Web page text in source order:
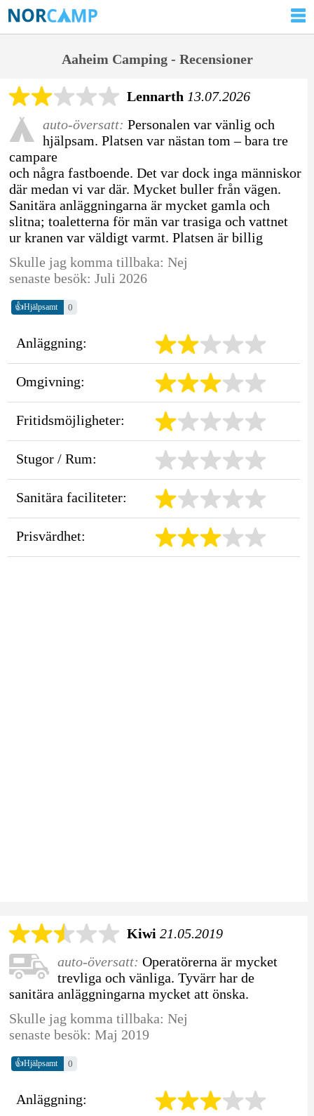
Aaheim Camping - Recensioner
Lennarth 13.07.2026
auto-översatt: Personalen var vänlig och
hjälpsam. Platsen var nästan tom – bara tre
campare
och några fastboende. Det var dock inga människor
där medan vi var där. Mycket buller från vägen.
Sanitära anläggningarna är mycket gamla och
slitna; toaletterna för män var trasiga och vattnet
ur kranen var väldigt varmt. Platsen är billig
Skulle jag komma tillbaka: Nej
senaste besök: Juli 2026
👍Hjälpsamt 0
Anläggning:
Omgivning:
Fritidsmöjligheter:
Stugor / Rum:
Sanitära faciliteter:
Prisvärdhet:
Kiwi 21.05.2019
auto-översatt: Operatörerna är mycket
trevliga och vänliga. Tyvärr har de
sanitära anläggningarna mycket att önska.
Skulle jag komma tillbaka: Nej
senaste besök: Maj 2019
👍Hjälpsamt 0
Anläggning: